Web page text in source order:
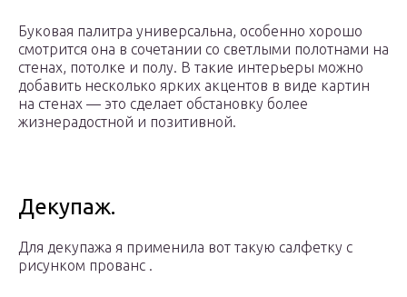
Буковая палитра универсальна, особенно хорошо
смотрится она в сочетании со светлыми полотнами на
стенах, потолке и полу. В такие интерьеры можно
добавить несколько ярких акцентов в виде картин
на стенах — это сделает обстановку более
жизнерадостной и позитивной.
Декупаж.
Для декупажа я применила вот такую салфетку с
рисунком прованс .